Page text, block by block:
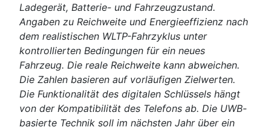
Ladegerät, Batterie- und Fahrzeugzustand.
Angaben zu Reichweite und Energieeffizienz nach
dem realistischen WLTP-Fahrzyklus unter
kontrollierten Bedingungen für ein neues
Fahrzeug. Die reale Reichweite kann abweichen.
Die Zahlen basieren auf vorläufigen Zielwerten.
Die Funktionalität des digitalen Schlüssels hängt
von der Kompatibilität des Telefons ab. Die UWB-
basierte Technik soll im nächsten Jahr über ein